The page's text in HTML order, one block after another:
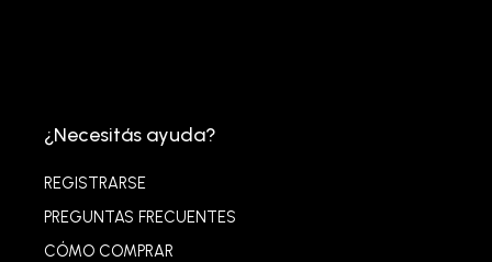
¿Necesitás ayuda?
REGISTRARSE
PREGUNTAS FRECUENTES
CÓMO COMPRAR